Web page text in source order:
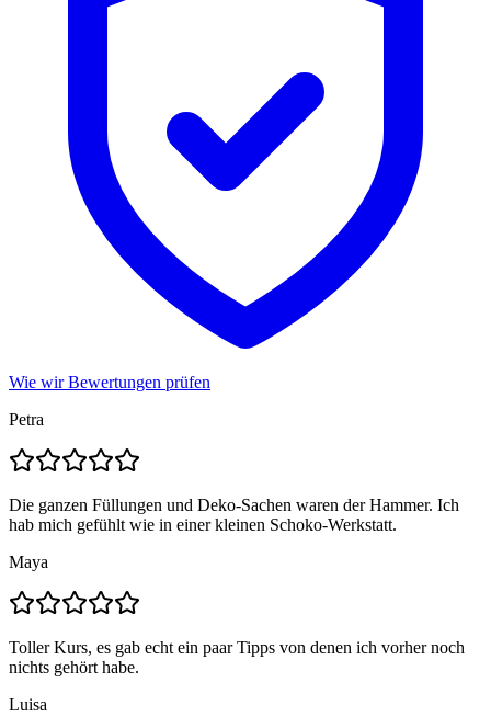
Wie wir Bewertungen prüfen
Petra
Die ganzen Füllungen und Deko-Sachen waren der Hammer. Ich
hab mich gefühlt wie in einer kleinen Schoko-Werkstatt.
Maya
Toller Kurs, es gab echt ein paar Tipps von denen ich vorher noch
nichts gehört habe.
Luisa